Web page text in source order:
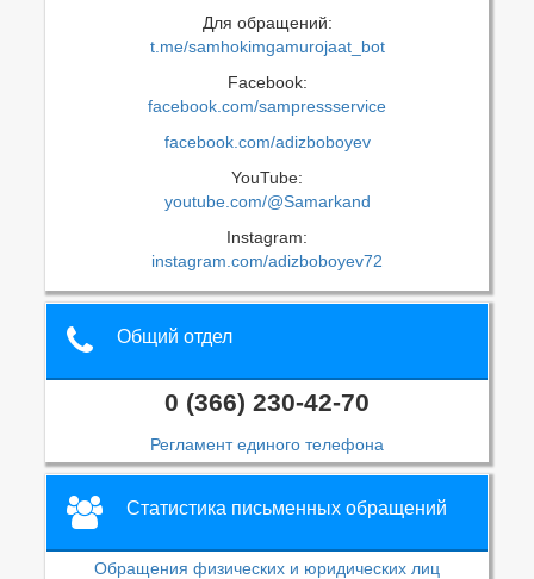
Для обращений:
t.me/samhokimgamurojaat_bot
Facebook:
facebook.com/sampressservice
facebook.com/adizboboyev
YouTube:
youtube.com/@Samarkand
Instagram:
instagram.com/adizboboyev72
Общий отдел
0 (366) 230-42-70
Регламент единого телефона
Статистика письменных обращений
Обращения физических и юридических лиц